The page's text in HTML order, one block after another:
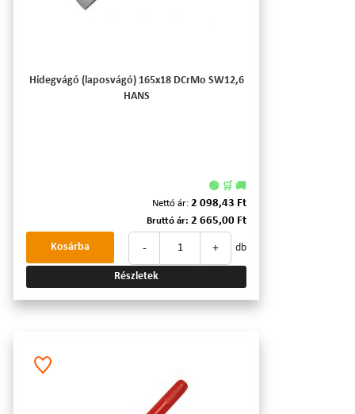
Hidegvágó (laposvágó) 165x18 DCrMo SW12,6
HANS
🟢 🛒 🚚
Nettó ár: 2 098,43 Ft
Bruttó ár: 2 665,00 Ft
- + db
Kosárba
Részletek